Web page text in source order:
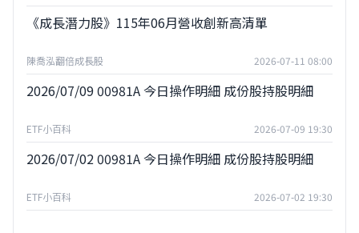
《成長潛力股》115年06月營收創新高清單
陳喬泓翻倍成長股 2026-07-11 08:00
2026/07/09 00981A 今日操作明細 成份股持股明細
ETF小百科 2026-07-09 19:30
2026/07/02 00981A 今日操作明細 成份股持股明細
ETF小百科 2026-07-02 19:30